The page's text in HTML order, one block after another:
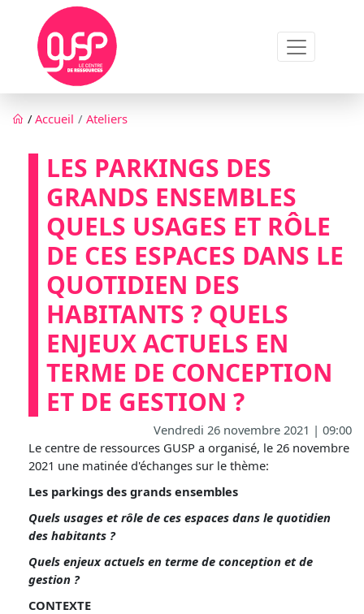
Aller au contenu principal
Fil d'Ariane
/Accueil Ateliers
LES PARKINGS DES
GRANDS ENSEMBLES
QUELS USAGES ET RÔLE
DE CES ESPACES DANS LE
QUOTIDIEN DES
HABITANTS ? QUELS
ENJEUX ACTUELS EN
TERME DE CONCEPTION
ET DE GESTION ?
Vendredi 26 novembre 2021 | 09:00
Le centre de ressources GUSP a organisé, le 26 novembre
2021 une matinée d'échanges sur le thème:
Les parkings des grands ensembles
Quels usages et rôle de ces espaces dans le quotidien
des habitants ?
Quels enjeux actuels en terme de conception et de
gestion ?
CONTEXTE